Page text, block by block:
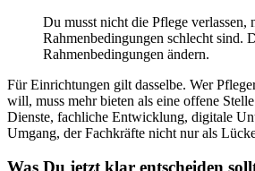
Du musst nicht die Pflege verlassen,
Rahmenbedingungen schlecht sind.
Rahmenbedingungen ändern.
Für Einrichtungen gilt dasselbe. Wer
will, muss mehr bieten als eine offene
Dienste, fachliche Entwicklung, digitale
Umgang, der Fachkräfte nicht nur als